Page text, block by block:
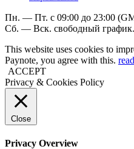
Пн. — Пт. с 09:00 до 23:00
Сб. — Вск. свободный график.
This website uses cookies to
Paynote, you agree with this.
ACCEPT
Privacy & Cookies Policy
Close
Privacy Overview